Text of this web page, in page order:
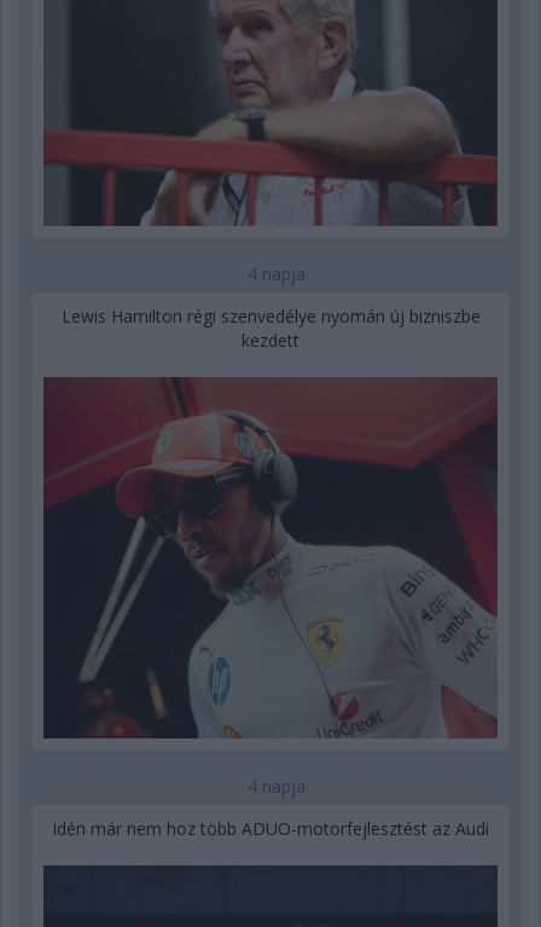
4 napja
Lewis Hamilton régi szenvedélye nyomán új bizniszbe
kezdett
4 napja
Idén már nem hoz több ADUO-motorfejlesztést az Audi